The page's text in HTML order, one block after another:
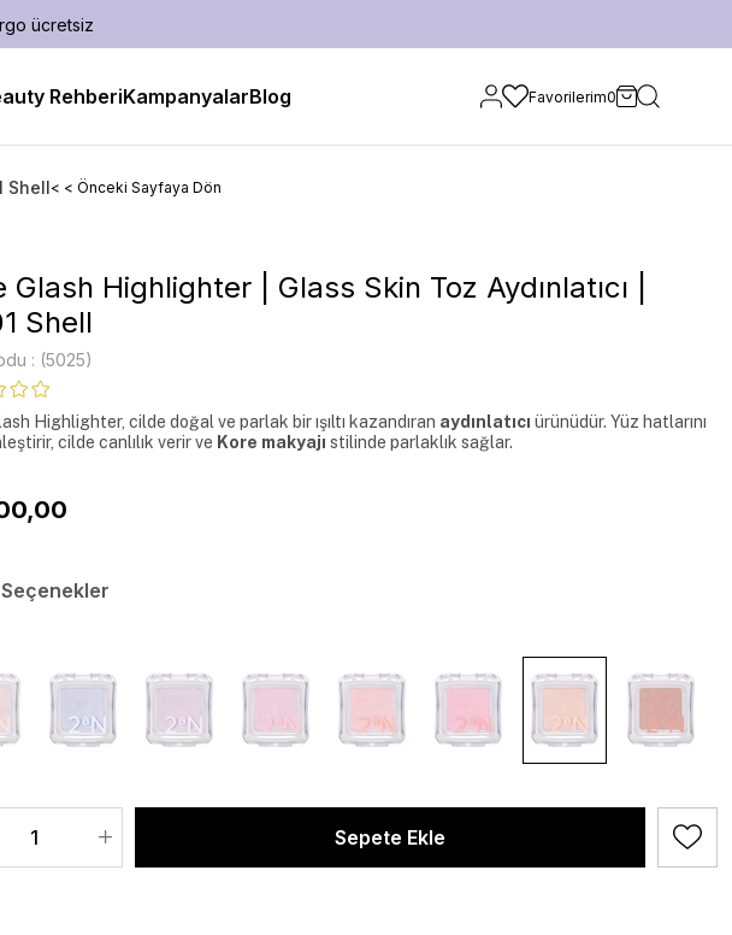
ücretsiz
RehberiKampanyalarBlog Favorilerim0
Shell< < Önceki Sayfaya Dön
Glash Highlighter | Glass Skin Toz Aydınlatıcı |
Shell
(5025)
Highlighter, cilde doğal ve parlak bir ışıltı kazandıran aydınlatıcı ürünüdür. Yüz hatlarını
cilde canlılık verir ve Kore makyajı stilinde parlaklık sağlar.